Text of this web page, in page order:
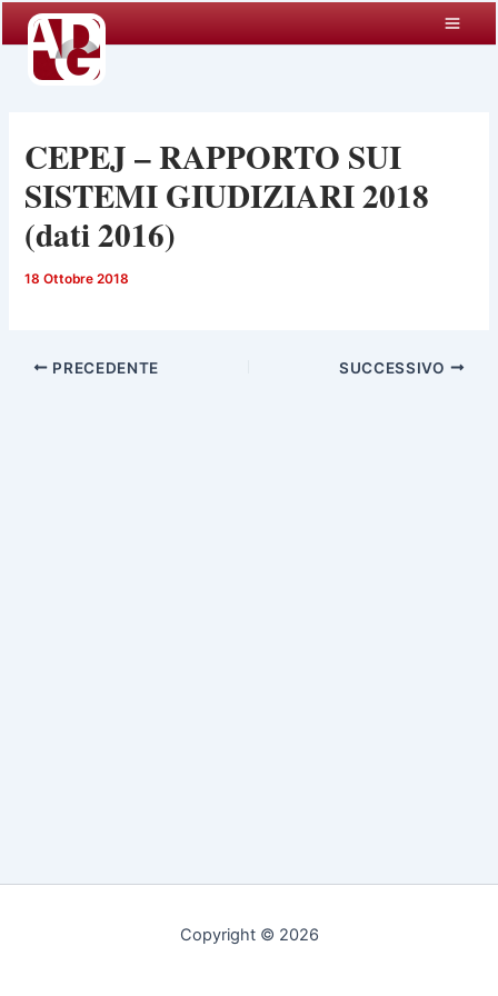
contenuto
CEPEJ – RAPPORTO SUI
SISTEMI GIUDIZIARI 2018
(dati 2016)
18 Ottobre 2018
PRECEDENTE SUCCESSIVO
Copyright © 2026